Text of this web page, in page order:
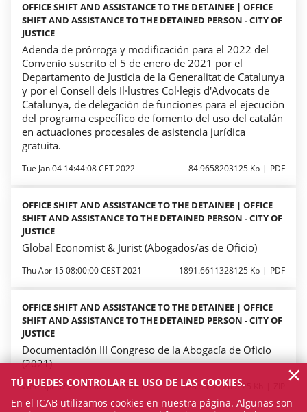
OFFICE SHIFT AND ASSISTANCE TO THE DETAINEE | OFFICE
SHIFT AND ASSISTANCE TO THE DETAINED PERSON - CITY OF
JUSTICE
Adenda de prórroga y modificación para el 2022 del
Convenio suscrito el 5 de enero de 2021 por el
Departamento de Justicia de la Generalitat de Catalunya
y por el Consell dels Il·lustres Col·legis d'Advocats de
Catalunya, de delegación de funciones para el ejecución
del programa específico de fomento del uso del catalán
en actuaciones procesales de asistencia jurídica
gratuita.
Tue Jan 04 14:44:08 CET 2022 84.9658203125 Kb PDF
OFFICE SHIFT AND ASSISTANCE TO THE DETAINEE | OFFICE
SHIFT AND ASSISTANCE TO THE DETAINED PERSON - CITY OF
JUSTICE
Global Economist & Jurist (Abogados/as de Oficio)
Thu Apr 15 08:00:00 CEST 2021 1891.6611328125 Kb PDF
OFFICE SHIFT AND ASSISTANCE TO THE DETAINEE | OFFICE
SHIFT AND ASSISTANCE TO THE DETAINED PERSON - CITY OF
JUSTICE
Documentación III Congreso de la Abogacía de Oficio
(2021)
Wed Apr 07 22:22:00 CEST 2021 5281.5322265625 Kb
TÚ PUEDES CONTROLAR EL USO DE LAS COOKIES.
En el ICAB utilizamos cookies en nuestra página. Algunas son
×